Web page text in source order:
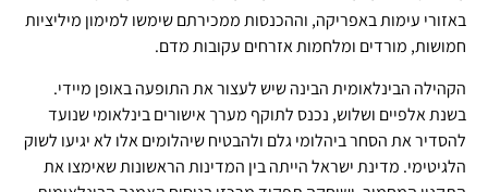
באזורי עימות באפריקה, וההכנסות ממכירתם שימשו למימון מיליציות
חמושות, מורדים ומלחמות אזרחים עקובות מדם.
הקהילה הבינלאומית הבינה שיש לעצור את התופעה באופן מיידי.
בשנת אלפיים ושלוש, נכנס לתוקף מערך אישורים בינלאומי שנועד
להסדיר את הסחר ביהלומי גלם ולהבטיח שיהלומים אלו לא יגיעו לשוק
הלגיטימי. מדינת ישראל הייתה בין המדינות הראשונות שאימצו את